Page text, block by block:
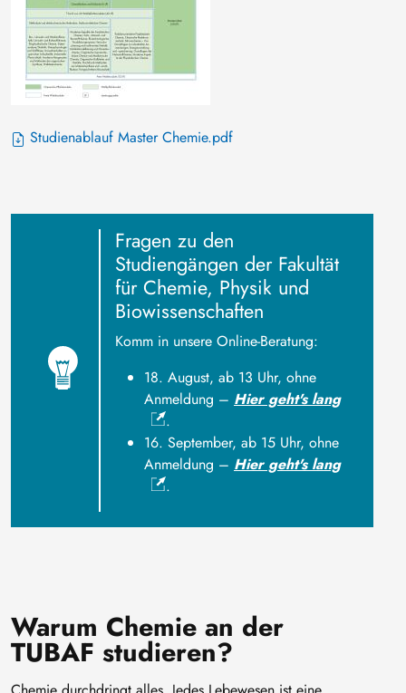
Studienablauf Master Chemie.pdf
Fragen zu den
Studiengängen der Fakultät
für Chemie, Physik und
Biowissenschaften
Komm in unsere Online-Beratung:
18. August, ab 13 Uhr, ohne
Anmeldung – Hier geht's lang
.
16. September, ab 15 Uhr, ohne
Anmeldung – Hier geht's lang
.
Warum Chemie an der
TUBAF studieren?